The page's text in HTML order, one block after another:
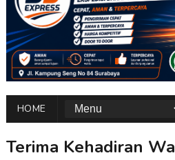
HOME
Terima Kehadiran